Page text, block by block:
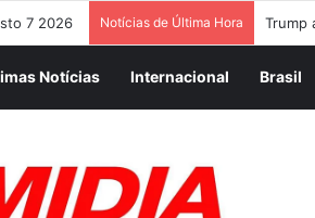
7 2026 Notícias de Última Hora
Notícias Internacional Brasil